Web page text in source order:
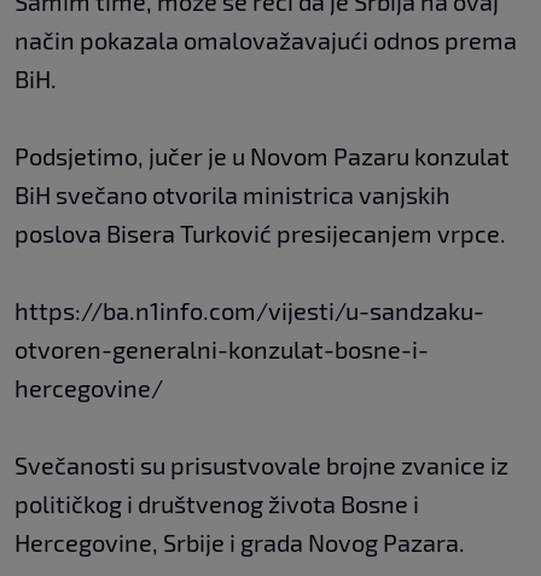
način pokazala omalovažavajući odnos prema
BiH.
Podsjetimo, jučer je u Novom Pazaru konzulat
BiH svečano otvorila ministrica vanjskih
poslova Bisera Turković presijecanjem vrpce.
https://ba.n1info.com/vijesti/u-sandzaku-
otvoren-generalni-konzulat-bosne-i-
hercegovine/
Svečanosti su prisustvovale brojne zvanice iz
političkog i društvenog života Bosne i
Hercegovine, Srbije i grada Novog Pazara.